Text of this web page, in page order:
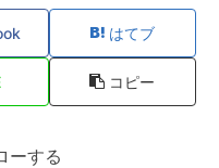
はてブ
コピー
ーする